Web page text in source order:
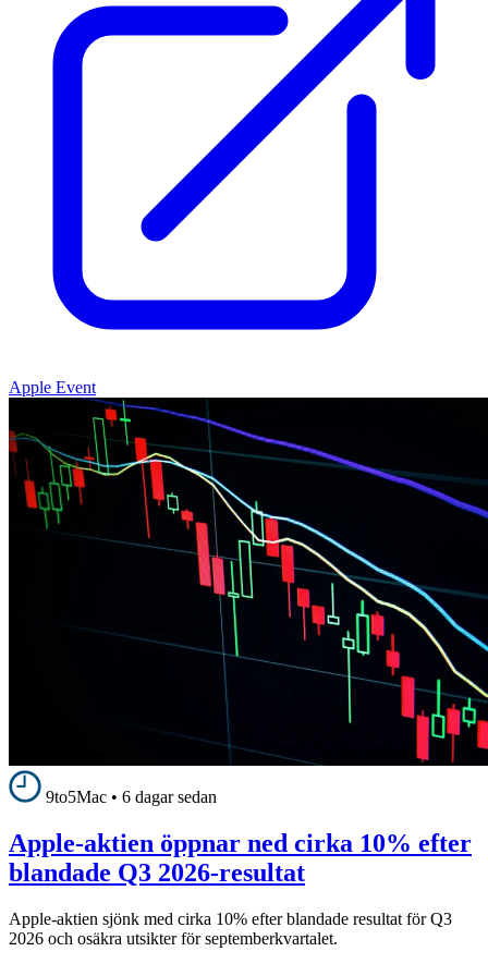
Apple Event
9to5Mac • 6 dagar sedan
Apple-aktien öppnar ned cirka 10% efter
blandade Q3 2026-resultat
Apple-aktien sjönk med cirka 10% efter blandade resultat för Q3
2026 och osäkra utsikter för septemberkvartalet.